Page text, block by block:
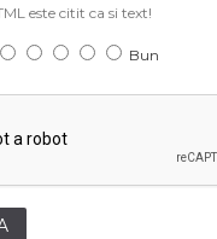
este citit ca si text!
Bun